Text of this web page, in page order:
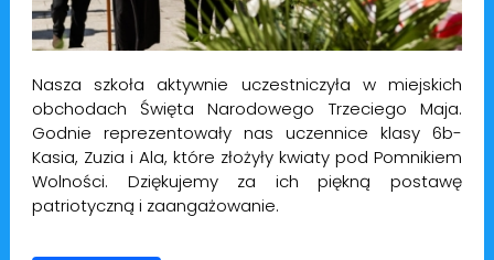
Nasza szkoła aktywnie uczestniczyła w miejskich
obchodach Święta Narodowego Trzeciego Maja.
Godnie reprezentowały nas uczennice klasy 6b-
Kasia, Zuzia i Ala, które złożyły kwiaty pod Pomnikiem
Wolności. Dziękujemy za ich piękną postawę
patriotyczną i zaangażowanie.